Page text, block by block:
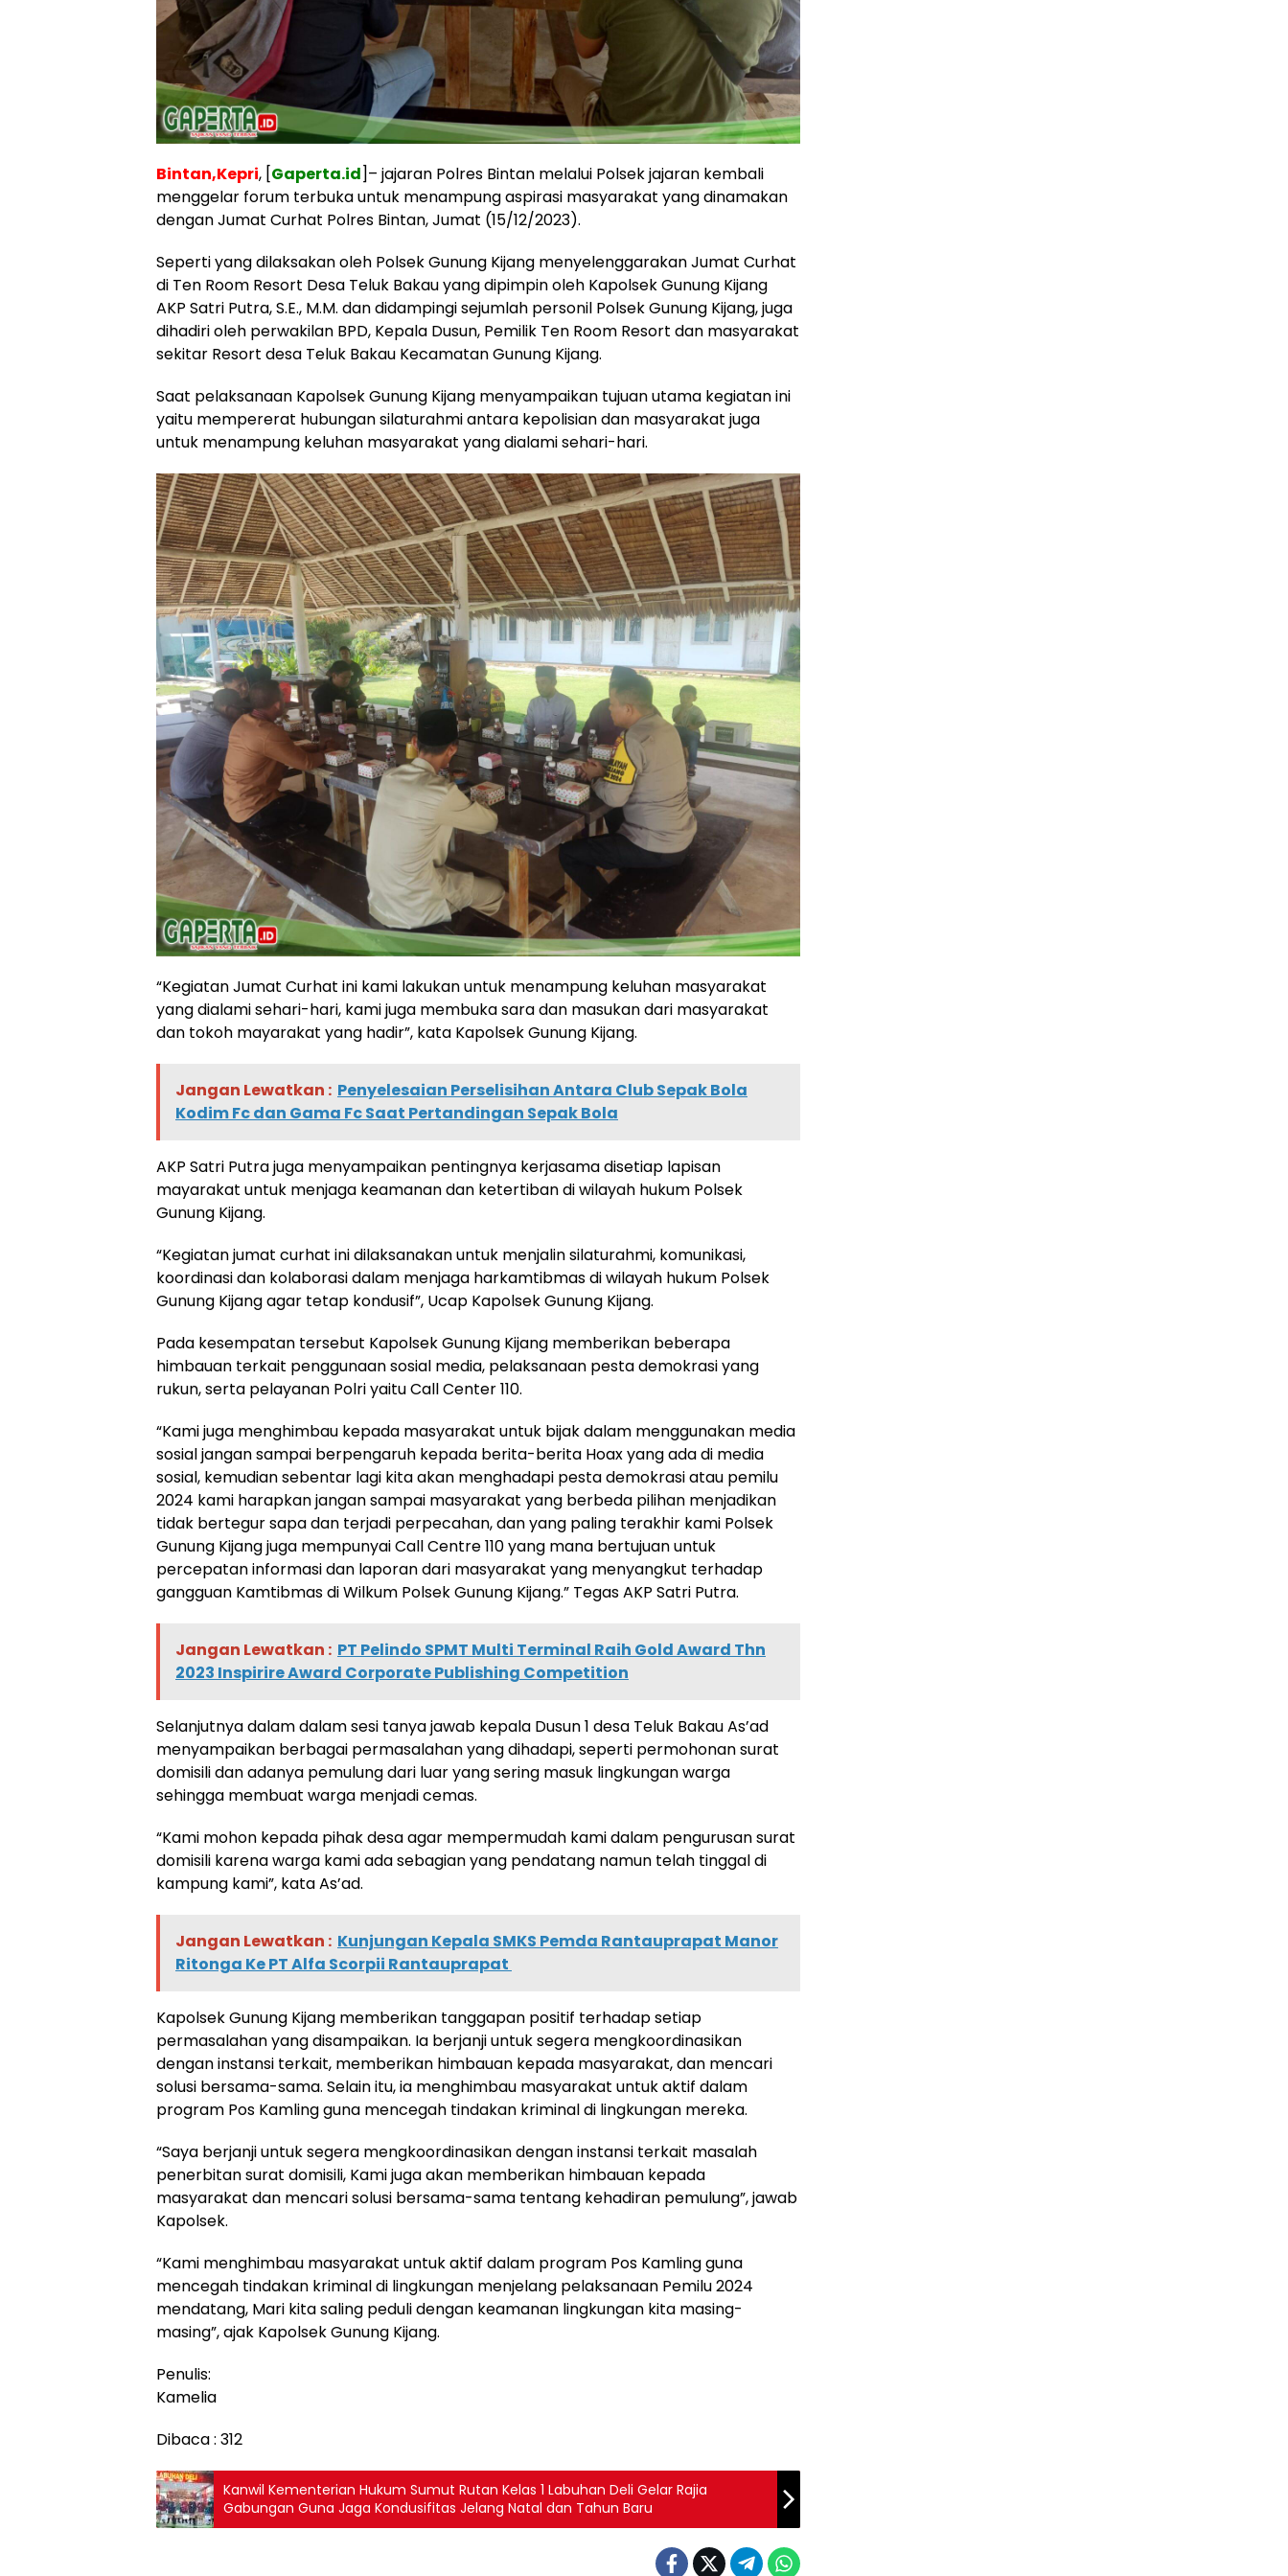
Bintan,Kepri, [Gaperta.id]– jajaran Polres Bintan melalui Polsek jajaran kembali
menggelar forum terbuka untuk menampung aspirasi masyarakat yang dinamakan
dengan Jumat Curhat Polres Bintan, Jumat (15/12/2023).
Seperti yang dilaksakan oleh Polsek Gunung Kijang menyelenggarakan Jumat Curhat
di Ten Room Resort Desa Teluk Bakau yang dipimpin oleh Kapolsek Gunung Kijang
AKP Satri Putra, S.E., M.M. dan didampingi sejumlah personil Polsek Gunung Kijang, juga
dihadiri oleh perwakilan BPD, Kepala Dusun, Pemilik Ten Room Resort dan masyarakat
sekitar Resort desa Teluk Bakau Kecamatan Gunung Kijang.
Saat pelaksanaan Kapolsek Gunung Kijang menyampaikan tujuan utama kegiatan ini
yaitu mempererat hubungan silaturahmi antara kepolisian dan masyarakat juga
untuk menampung keluhan masyarakat yang dialami sehari-hari.
“Kegiatan Jumat Curhat ini kami lakukan untuk menampung keluhan masyarakat
yang dialami sehari-hari, kami juga membuka sara dan masukan dari masyarakat
dan tokoh mayarakat yang hadir”, kata Kapolsek Gunung Kijang.
Jangan Lewatkan : Penyelesaian Perselisihan Antara Club Sepak Bola
Kodim Fc dan Gama Fc Saat Pertandingan Sepak Bola
AKP Satri Putra juga menyampaikan pentingnya kerjasama disetiap lapisan
mayarakat untuk menjaga keamanan dan ketertiban di wilayah hukum Polsek
Gunung Kijang.
“Kegiatan jumat curhat ini dilaksanakan untuk menjalin silaturahmi, komunikasi,
koordinasi dan kolaborasi dalam menjaga harkamtibmas di wilayah hukum Polsek
Gunung Kijang agar tetap kondusif”, Ucap Kapolsek Gunung Kijang.
Pada kesempatan tersebut Kapolsek Gunung Kijang memberikan beberapa
himbauan terkait penggunaan sosial media, pelaksanaan pesta demokrasi yang
rukun, serta pelayanan Polri yaitu Call Center 110.
“Kami juga menghimbau kepada masyarakat untuk bijak dalam menggunakan media
sosial jangan sampai berpengaruh kepada berita-berita Hoax yang ada di media
sosial, kemudian sebentar lagi kita akan menghadapi pesta demokrasi atau pemilu
2024 kami harapkan jangan sampai masyarakat yang berbeda pilihan menjadikan
tidak bertegur sapa dan terjadi perpecahan, dan yang paling terakhir kami Polsek
Gunung Kijang juga mempunyai Call Centre 110 yang mana bertujuan untuk
percepatan informasi dan laporan dari masyarakat yang menyangkut terhadap
gangguan Kamtibmas di Wilkum Polsek Gunung Kijang.” Tegas AKP Satri Putra.
Jangan Lewatkan : PT Pelindo SPMT Multi Terminal Raih Gold Award Thn
2023 Inspirire Award Corporate Publishing Competition
Selanjutnya dalam dalam sesi tanya jawab kepala Dusun 1 desa Teluk Bakau As’ad
menyampaikan berbagai permasalahan yang dihadapi, seperti permohonan surat
domisili dan adanya pemulung dari luar yang sering masuk lingkungan warga
sehingga membuat warga menjadi cemas.
“Kami mohon kepada pihak desa agar mempermudah kami dalam pengurusan surat
domisili karena warga kami ada sebagian yang pendatang namun telah tinggal di
kampung kami”, kata As’ad.
Jangan Lewatkan : Kunjungan Kepala SMKS Pemda Rantauprapat Manor
Ritonga Ke PT Alfa Scorpii Rantauprapat
Kapolsek Gunung Kijang memberikan tanggapan positif terhadap setiap
permasalahan yang disampaikan. Ia berjanji untuk segera mengkoordinasikan
dengan instansi terkait, memberikan himbauan kepada masyarakat, dan mencari
solusi bersama-sama. Selain itu, ia menghimbau masyarakat untuk aktif dalam
program Pos Kamling guna mencegah tindakan kriminal di lingkungan mereka.
“Saya berjanji untuk segera mengkoordinasikan dengan instansi terkait masalah
penerbitan surat domisili, Kami juga akan memberikan himbauan kepada
masyarakat dan mencari solusi bersama-sama tentang kehadiran pemulung”, jawab
Kapolsek.
“Kami menghimbau masyarakat untuk aktif dalam program Pos Kamling guna
mencegah tindakan kriminal di lingkungan menjelang pelaksanaan Pemilu 2024
mendatang, Mari kita saling peduli dengan keamanan lingkungan kita masing-
masing”, ajak Kapolsek Gunung Kijang.
Penulis:
Kamelia
Dibaca : 312
Kanwil Kementerian Hukum Sumut Rutan Kelas 1 Labuhan Deli Gelar Rajia
Gabungan Guna Jaga Kondusifitas Jelang Natal dan Tahun Baru